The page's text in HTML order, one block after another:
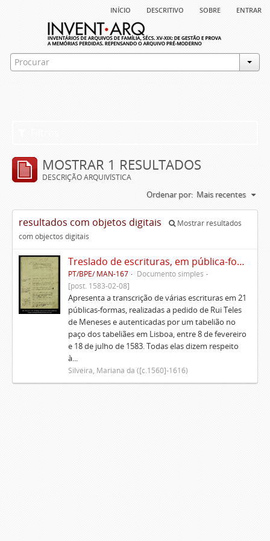
início descritivo sobre entrar
MOSTRAR 1 RESULTADOS
DESCRIÇÃO ARQUIVÍSTICA
Ordenar por: Mais recentes
resultados com objetos digitais
Mostrar resultados
com objectos digitais
Treslado de escrituras, em pública-forma, de Rui Teles de Meneses
PT/BPE/ MAN-167
Documento simples
[post. 1583-02-08]
Apresenta a transcrição de várias escrituras em 21
públicas-formas, realizadas a pedido de Rui Teles
de Meneses e autenticadas por um tabelião no
paço dos tabeliães em Lisboa, entre 8 de fevereiro
e 18 de julho de 1583. Todas elas dizem respeito
à...
Silveira, Mariana da ([c.1560]-1616)